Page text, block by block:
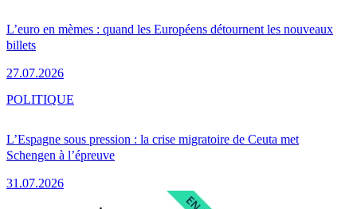
L’euro en mèmes : quand les Européens détournent les nouveaux
billets
27.07.2026
L’Espagne sous pression : la crise migratoire de Ceuta met
Schengen à l’épreuve
31.07.2026
POLITIQUE